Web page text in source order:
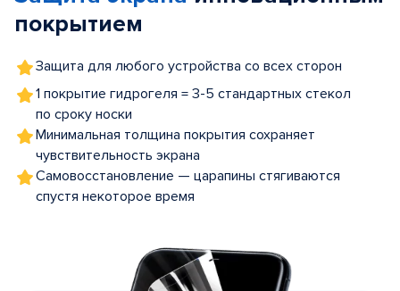
покрытием
Защита для любого устройства со всех сторон
1 покрытие гидрогеля = 3-5 стандартных стекол
по сроку носки
Минимальная толщина покрытия сохраняет
чувствительность экрана
Самовосстановление — царапины стягиваются
спустя некоторое время